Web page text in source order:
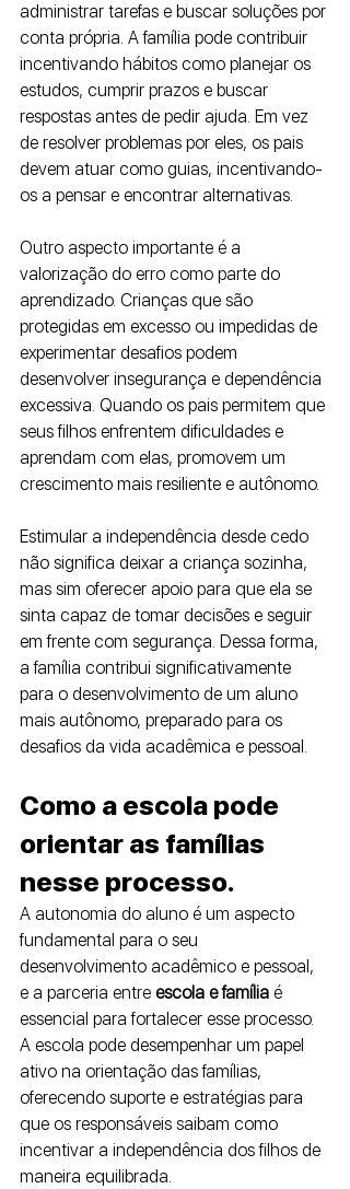
administrar tarefas e buscar soluções por
conta própria. A família pode contribuir
incentivando hábitos como planejar os
estudos, cumprir prazos e buscar
respostas antes de pedir ajuda. Em vez
de resolver problemas por eles, os pais
devem atuar como guias, incentivando-
os a pensar e encontrar alternativas.
Outro aspecto importante é a
valorização do erro como parte do
aprendizado. Crianças que são
protegidas em excesso ou impedidas de
experimentar desafios podem
desenvolver insegurança e dependência
excessiva. Quando os pais permitem que
seus filhos enfrentem dificuldades e
aprendam com elas, promovem um
crescimento mais resiliente e autônomo.
Estimular a independência desde cedo
não significa deixar a criança sozinha,
mas sim oferecer apoio para que ela se
sinta capaz de tomar decisões e seguir
em frente com segurança. Dessa forma,
a família contribui significativamente
para o desenvolvimento de um aluno
mais autônomo, preparado para os
desafios da vida acadêmica e pessoal.
Como a escola pode
orientar as famílias
nesse processo.
A autonomia do aluno é um aspecto
fundamental para o seu
desenvolvimento acadêmico e pessoal,
e a parceria entre escola e família é
essencial para fortalecer esse processo.
A escola pode desempenhar um papel
ativo na orientação das famílias,
oferecendo suporte e estratégias para
que os responsáveis saibam como
incentivar a independência dos filhos de
maneira equilibrada.